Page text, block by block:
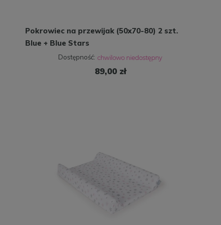
Pokrowiec na przewijak (50x70-80) 2 szt.
Blue + Blue Stars
Dostępność:
89,00 zł